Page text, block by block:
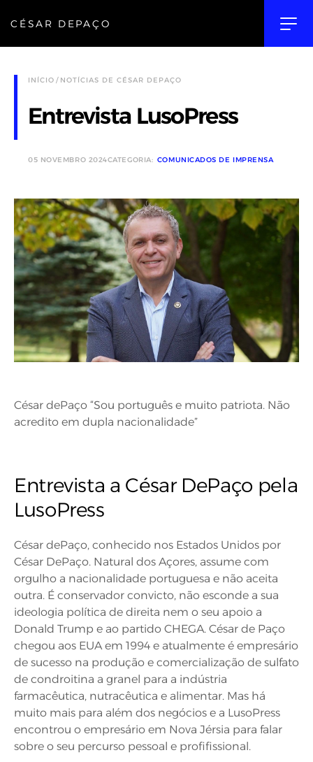
CÉSAR DEPAÇO
INÍCIO NOTÍCIAS DE CÉSAR DEPAÇO
Entrevista LusoPress
05 NOVEMBRO 2024CATEGORIA: COMUNICADOS DE IMPRENSA
César dePaço “Sou português e muito patriota. Não
acredito em dupla nacionalidade”
Entrevista a César DePaço pela
LusoPress
César dePaço, conhecido nos Estados Unidos por
César DePaço. Natural dos Açores, assume com
orgulho a nacionalidade portuguesa e não aceita
outra. É conservador convicto, não esconde a sua
ideologia política de direita nem o seu apoio a
Donald Trump e ao partido CHEGA. César de Paço
chegou aos EUA em 1994 e atualmente é empresário
de sucesso na produção e comercialização de sulfato
de condroitina a granel para a indústria
farmacêutica, nutracêutica e alimentar. Mas há
muito mais para além dos negócios e a LusoPress
encontrou o empresário em Nova Jérsia para falar
sobre o seu percurso pessoal e profifissional.